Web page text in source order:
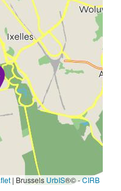
| Brussels UrbIS®© -CIRB